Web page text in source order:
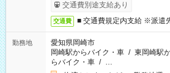
交通費別途支給あり
交通費 ■ 交通費規定内支給 ※派遣
勤務地
愛知県岡崎市
岡崎駅からバイク・車 / 東岡崎駅
らバイク・車 / …